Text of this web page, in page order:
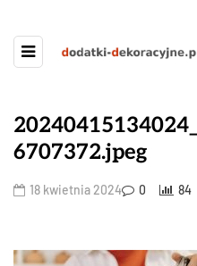
6707372.jpeg
18 kwietnia 2024 0 84